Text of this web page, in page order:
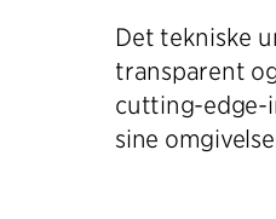
Det tekniske
transparent
cutting-edge-
sine